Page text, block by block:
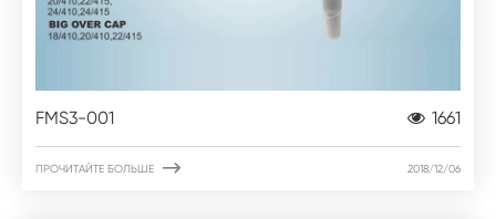
FMS3-001 1661
ПРОЧИТАЙТЕ БОЛЬШЕ  2018/12/06